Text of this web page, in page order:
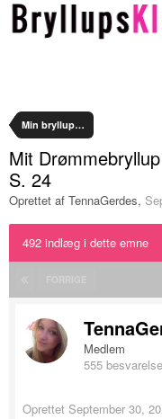
Min bryllupsplanlægning
Mit
S. 24
Oprettet af TennaGerdes,
492 indlæg i dette emne
Medlem
555
Oprettet September 30,